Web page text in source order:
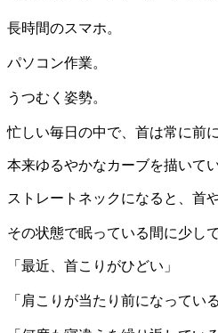
長時間のスマホ。
パソコン作業。
うつむく姿勢。
忙しい毎日の中で、首は常に前
本来ゆるやかなカーブを描いて
ストレートネックになると、首
その状態で眠っている間に少し
「最近、首こりがひどい」
「肩こりが当たり前になっている